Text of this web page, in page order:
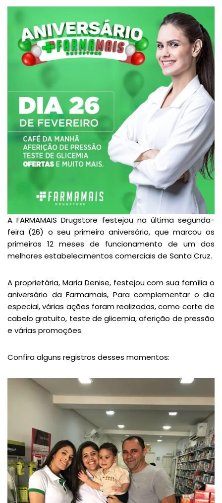
A FARMAMAIS Drugstore festejou na última segunda-
feira (26) o seu primeiro aniversário, que marcou os
primeiros 12 meses de funcionamento de um dos
melhores estabelecimentos comerciais de Santa Cruz.
A proprietária, Maria Denise, festejou com sua família o
aniversário da Farmamais, Para complementar o dia
especial, várias ações foram realizadas, como corte de
cabelo gratuito, teste de glicemia, aferição de pressão
e várias promoções.
Confira alguns registros desses momentos: